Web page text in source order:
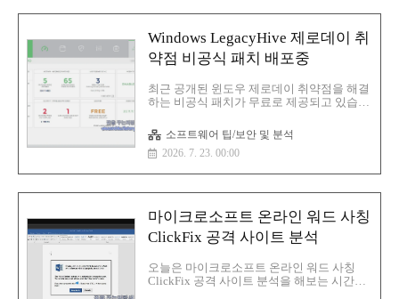
Windows LegacyHive 제로데이 취
약점 비공식 패치 배포중
최근 공개된 윈도우 제로데이 취약점을 해결
하는 비공식 패치가 무료로 제공되고 있습니
윈도우 시스템에서 권한을 상승시킬 수 있는
문제가 발생합니다.이번 취약점(LegacyHive
라고 명명되었으며 추적을 쉽게 하려고 CVE
서비스에서 발견Nightmare Eclipse는 마이크
로소프트가 2026년 7월 패치 화요일 업데이
트를 발표한 날 해당 보안 취약점을 공격에
악용하기 어렵게 만들려고 간소화된 개념 증
명 익스플로잇과 함께 공개PoC를 분석하고
Tharros의 수석 취약점 분석가인 Will
Dormann은 관리자가 아닌 사용자도
LegacyHive를 악용하여 클래..
소프트웨어 팁/보안 및 분석
2026. 7. 23. 00:00
마이크로소프트 온라인 워드 사칭
ClickFix 공격 사이트 분석
오늘은 마이크로소프트 온라인 워드 사칭
ClickFix 공격 사이트 분석을 해보는 시간을